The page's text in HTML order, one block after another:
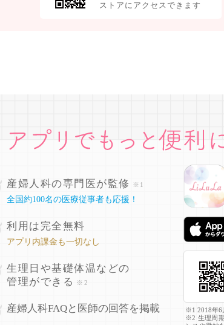
ストアにアクセスできます
産婦人科の専門医が監修 ※1
全国約100名の医療従事者も応援！
利用は完全無料
アプリ内課金も一切なし
生理日や基礎体温などの
管理ができる
※2
産婦人科FAQと医師の回答を掲載
※1 2018年6
※2 生理周